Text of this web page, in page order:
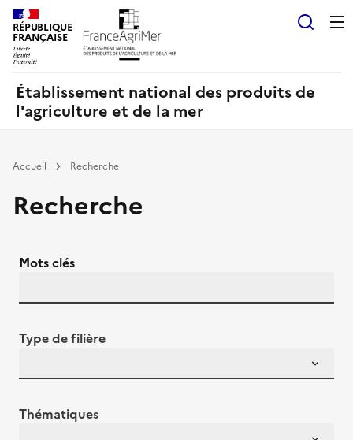
RÉPUBLIQUE
FRANÇAISE
Établissement national des produits de
l'agriculture et de la mer
Accueil Recherche
Recherche
Mots clés
Type de filière
Thématiques
Panneau de gestion des cookies